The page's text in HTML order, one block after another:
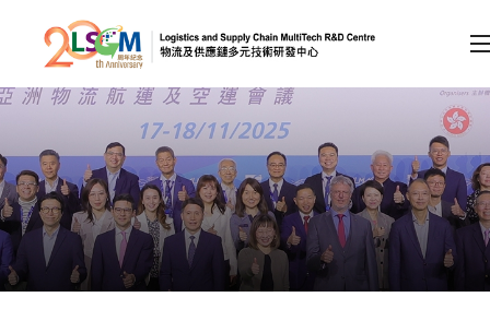
跳到内容（按回车键）
会员登录
A A EN 繁 简